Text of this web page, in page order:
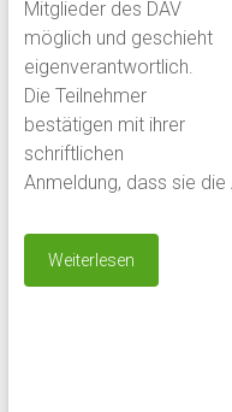
Mitglieder des DAV
möglich und geschieht
eigenverantwortlich.
Die Teilnehmer
bestätigen mit ihrer
schriftlichen
Anmeldung, dass sie
Weiterlesen